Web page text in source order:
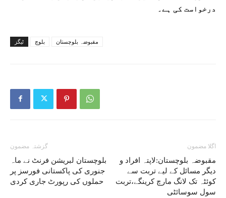
درخواست کی ہے۔
ٹیگز بلوچ مقبوضہ بلوچستان
گزشتہ مضمون
بلوچستان لبریشن فرنٹ نے ماہ
جنوری کی پاکستانی فورسز پر
حملوں کی رپورٹ جاری کردی
اگلا مضمون
مقبوضہ بلوچستان:لاپتہ افراد و
دیگر مسائل کے لیے تربت سے
کوئٹہ تک لانگ مارچ کرینگے،تربت
سول سوسائٹی